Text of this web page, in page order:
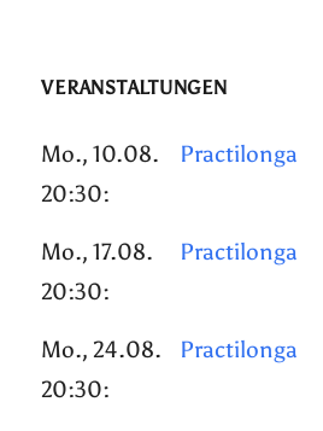
VERANSTALTUNGEN
Mo., 10.08.
20:30:
Practilonga
Mo., 17.08.
20:30:
Practilonga
Mo., 24.08.
20:30:
Practilonga